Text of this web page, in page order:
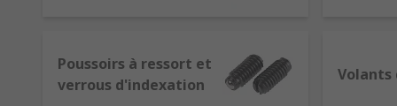
exemple, une plaque sur un support. Si les leviers
fabriqués à partir de matériaux comme l'inox,
l'environnement. Par exemple, un bouton de
bouton moleté constituerait un meilleur choix pour
Poussoirs à ressort et
verrous d'indexation